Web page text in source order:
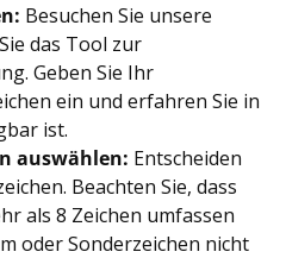
Besuchen Sie unsere
das Tool zur
Geben Sie Ihr
ein und erfahren Sie in
ist.
auswählen: Entscheiden
Beachten Sie, dass
als 8 Zeichen umfassen
oder Sonderzeichen nicht